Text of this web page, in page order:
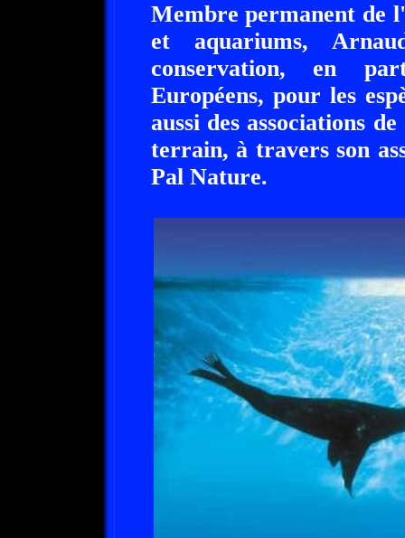
Membre permanent de
et aquariums,
conservation, en
Européens, pour les
aussi des associations
terrain, à travers son
Pal Nature.